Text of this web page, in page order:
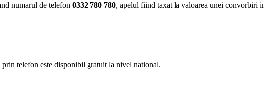
numarul de telefon 0332 780 780, apelul fiind taxat la valoarea unei convorbiri
telefon este disponibil gratuit la nivel national.